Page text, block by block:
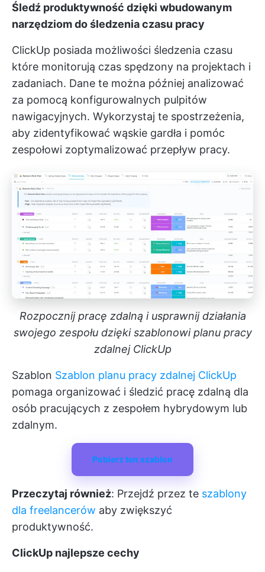
Śledź produktywność dzięki wbudowanym
narzędziom do śledzenia czasu pracy
ClickUp posiada możliwości śledzenia czasu
które monitorują czas spędzony na projektach i
zadaniach. Dane te można później analizować
za pomocą konfigurowalnych pulpitów
nawigacyjnych. Wykorzystaj te spostrzeżenia,
aby zidentyfikować wąskie gardła i pomóc
zespołowi zoptymalizować przepływ pracy.
Rozpocznij pracę zdalną i usprawnij działania
swojego zespołu dzięki szablonowi planu pracy
zdalnej ClickUp
Szablon Szablon planu pracy zdalnej ClickUp
pomaga organizować i śledzić pracę zdalną dla
osób pracujących z zespołem hybrydowym lub
zdalnym.
Pobierz ten szablon
Przeczytaj również: Przejdź przez te szablony
dla freelancerów aby zwiększyć
produktywność.
ClickUp najlepsze cechy